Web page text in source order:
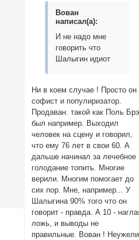
Вован
написал(а):
И не надо мне
говорить что
Шалыгин идиот
Ни в коем случае ! Просто он
софист и популиризатор.
Продаван. такой как Поль
был например. Выходил
человек на сцену и говорил,
что ему 76 лет в свои 60. А
дальше начинал за лечебное
голодание топить. Многие
верили. Многим помогает до
сих пор. Мне, например... У
Шалыгина 90% того что он
говорит - правда. А 10 -
ложь, и выводы не
правильные. Вован ! Неужели